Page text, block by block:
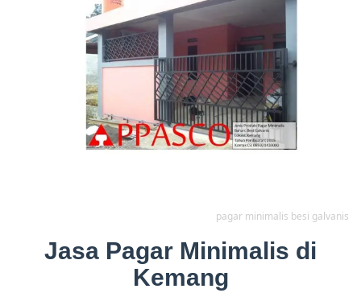
pagar minimalis besi galvanis
Jasa Pagar Minimalis di
Kemang